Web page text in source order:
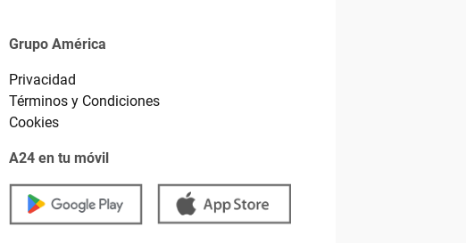
Grupo América
Privacidad
Términos y Condiciones
Cookies
A24 en tu móvil